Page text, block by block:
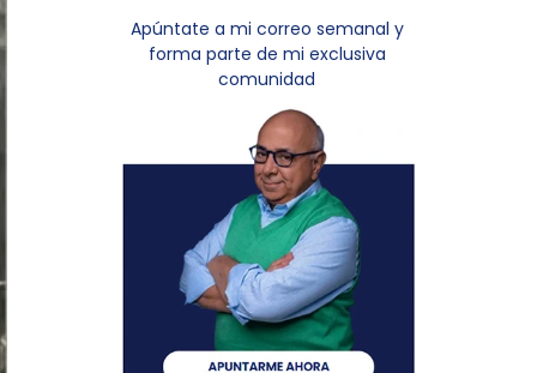
Apúntate a mi correo semanal y
forma parte de mi exclusiva
comunidad